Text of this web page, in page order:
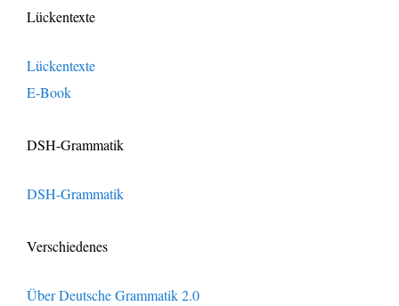
Lückentexte
Lückentexte
E-Book
DSH-Grammatik
DSH-Grammatik
Verschiedenes
Über Deutsche Grammatik 2.0